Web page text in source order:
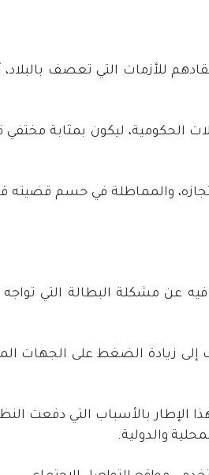
للأزمات التي تعصف
الحكومية، ليكون بمثابة
والمماطلة في حسم قضيته
عن مشكلة البطالة التي
إلى زيادة الضغط على الجهات
بالأسباب التي دفعت
والدولية.